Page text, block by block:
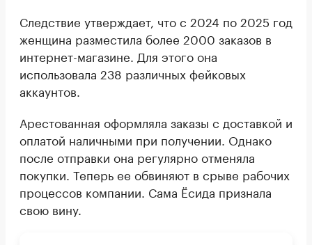
Следствие утверждает, что с 2024 по 2025 год
женщина разместила более 2000 заказов в
интернет-магазине. Для этого она
использовала 238 различных фейковых
аккаунтов.
Арестованная оформляла заказы с доставкой и
оплатой наличными при получении. Однако
после отправки она регулярно отменяла
покупки. Теперь ее обвиняют в срыве рабочих
процессов компании. Сама Ёсида признала
свою вину.